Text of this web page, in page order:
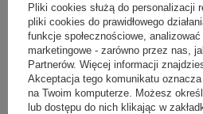
Produkt dostępny Wysyłkadzisiaj
Darmowa i szybka dostawa
30
dni na łatwy zwrot
Pliki cookies służą do personalizacji
pliki cookies do prawidłowego
funkcje społecznościowe,
marketingowe - zarówno przez nas,
Partnerów. Więcej informacji
Akceptacja tego komunikatu
na Twoim komputerze. Możesz
lub dostępu do nich klikając w